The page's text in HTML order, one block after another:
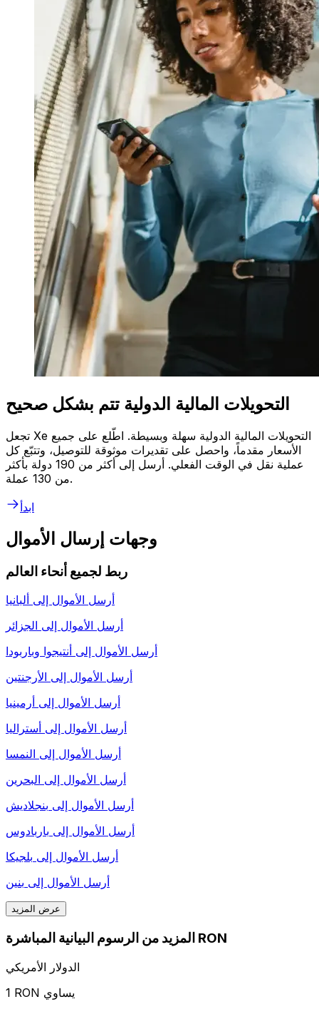
التحويلات المالية الدولية تتم بشكل صحيح
تجعل Xe التحويلات المالية الدولية سهلة وبسيطة. اطّلع على جميع
الأسعار مقدماً، واحصل على تقديرات موثوقة للتوصيل، وتتبّع كل
عملية نقل في الوقت الفعلي. أرسل إلى أكثر من 190 دولة بأكثر
من 130 عملة.
ابدأ
وجهات إرسال الأموال
ربط لجميع أنحاء العالم
أرسل الأموال إلى ألبانيا
أرسل الأموال إلى الجزائر
أرسل الأموال إلى أنتيجوا وباربودا
أرسل الأموال إلى الأرجنتين
أرسل الأموال إلى أرمينيا
أرسل الأموال إلى أستراليا
أرسل الأموال إلى النمسا
أرسل الأموال إلى البحرين
أرسل الأموال إلى بنجلاديش
أرسل الأموال إلى باربادوس
أرسل الأموال إلى بلجيكا
أرسل الأموال إلى بنين
عرض المزيد
المزيد من الرسوم البيانية المباشرة RON
الدولار الأمريكي
1 RON يساوي